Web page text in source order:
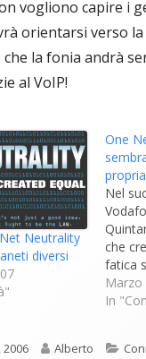
vogliono capire i
orientarsi verso
la fonia andrà
al VoIP!
Neutrality
diversi
One
Nel
che
fatica
è
Marzo
In
Autore
Alberto